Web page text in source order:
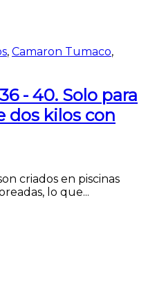
, Camaron Tumaco,
- 40. Solo para
dos kilos con
criados en piscinas
lo que...